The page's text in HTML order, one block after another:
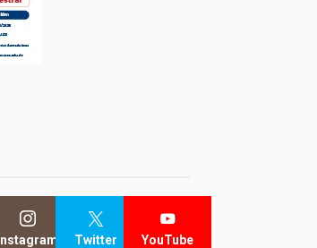
Instagram Twitter YouTube